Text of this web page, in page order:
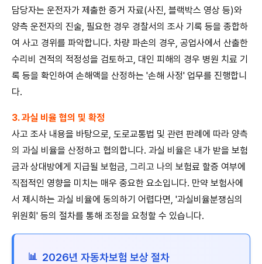
담당자는 운전자가 제출한 증거 자료(사진, 블랙박스 영상 등)와
양측 운전자의 진술, 필요한 경우 경찰서의 조사 기록 등을 종합하
여 사고 경위를 파악합니다. 차량 파손의 경우, 공업사에서 산출한
수리비 견적의 적정성을 검토하고, 대인 피해의 경우 병원 치료 기
록 등을 확인하여 손해액을 산정하는 '손해 사정' 업무를 진행합니
다.
3. 과실 비율 협의 및 확정
사고 조사 내용을 바탕으로, 도로교통법 및 관련 판례에 따라 양측
의 과실 비율을 산정하고 협의합니다. 과실 비율은 내가 받을 보험
금과 상대방에게 지급될 보험금, 그리고 나의 보험료 할증 여부에
직접적인 영향을 미치는 매우 중요한 요소입니다. 만약 보험사에
서 제시하는 과실 비율에 동의하기 어렵다면, '과실비율분쟁심의
위원회' 등의 절차를 통해 조정을 요청할 수 있습니다.
📊 2026년 자동차보험 보상 절차